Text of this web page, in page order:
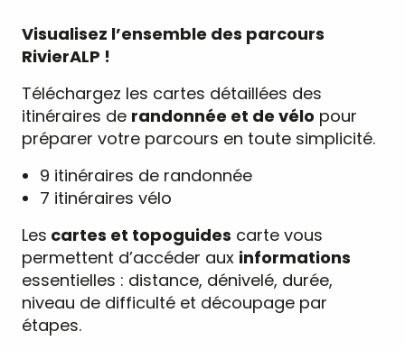
Visualisez l’ensemble des parcours
RivierALP !
Téléchargez les cartes détaillées des
itinéraires de randonnée et de vélo pour
préparer votre parcours en toute simplicité.
9 itinéraires de randonnée
7 itinéraires vélo
Les cartes et topoguides carte vous
permettent d’accéder aux informations
essentielles : distance, dénivelé, durée,
niveau de difficulté et découpage par
étapes.